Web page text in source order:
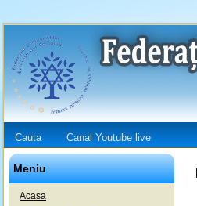
Cauta Canal Youtube live
Meniu
Acasa